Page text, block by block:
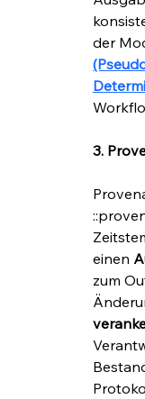
der
3.
einen
zum